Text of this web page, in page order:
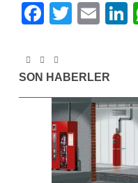
SON HABERLER
F
c
e
b
o
o
k
T
er
E